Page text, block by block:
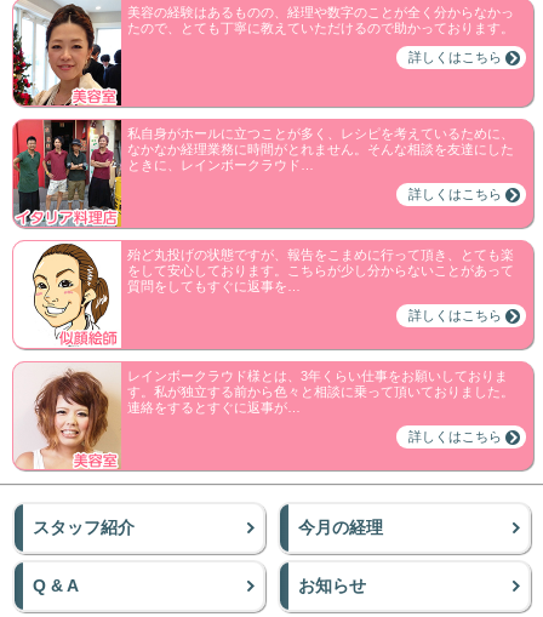
美容の経験はあるものの、経理や数字のことが全く分からなかっ
たので、とても丁寧に教えていただけるので助かっております。
詳しくはこちら
私自身がホールに立つことが多く、レシピを考えているために、
なかなか経理業務に時間がとれません。そんな相談を友達にした
ときに、レインボークラウド…
詳しくはこちら
殆ど丸投げの状態ですが、報告をこまめに行って頂き、とても楽
をして安心しております。こちらが少し分からないことがあって
質問をしてもすぐに返事を…
詳しくはこちら
レインボークラウド様とは、3年くらい仕事をお願いしておりま
す。私が独立する前から色々と相談に乗って頂いておりました。
連絡をするとすぐに返事が…
詳しくはこちら
スタッフ紹介 今月の経理
Q & A お知らせ